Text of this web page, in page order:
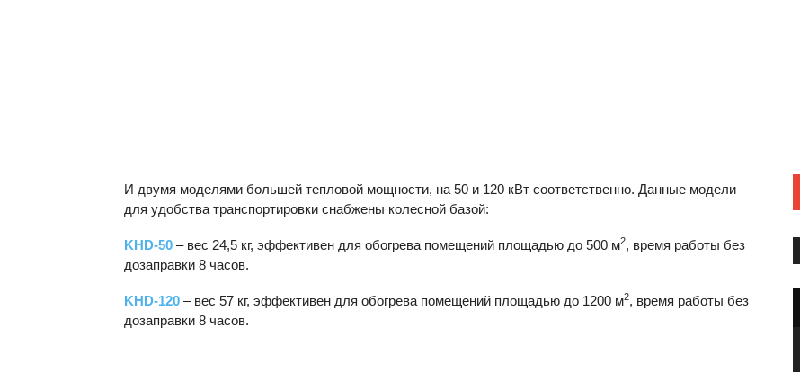
И двумя моделями большей тепловой мощности, на 50 и 120 кВт соответственно. Данные модели
для удобства транспортировки снабжены колесной базой:
KHD-50 – вес 24,5 кг, эффективен для обогрева помещений площадью до 500 м2, время работы без
дозаправки 8 часов.
KHD-120 – вес 57 кг, эффективен для обогрева помещений площадью до 1200 м2, время работы без
дозаправки 8 часов.